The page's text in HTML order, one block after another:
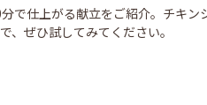
で仕上がる献立をご紹介。チキ
、ぜひ試してみてください。